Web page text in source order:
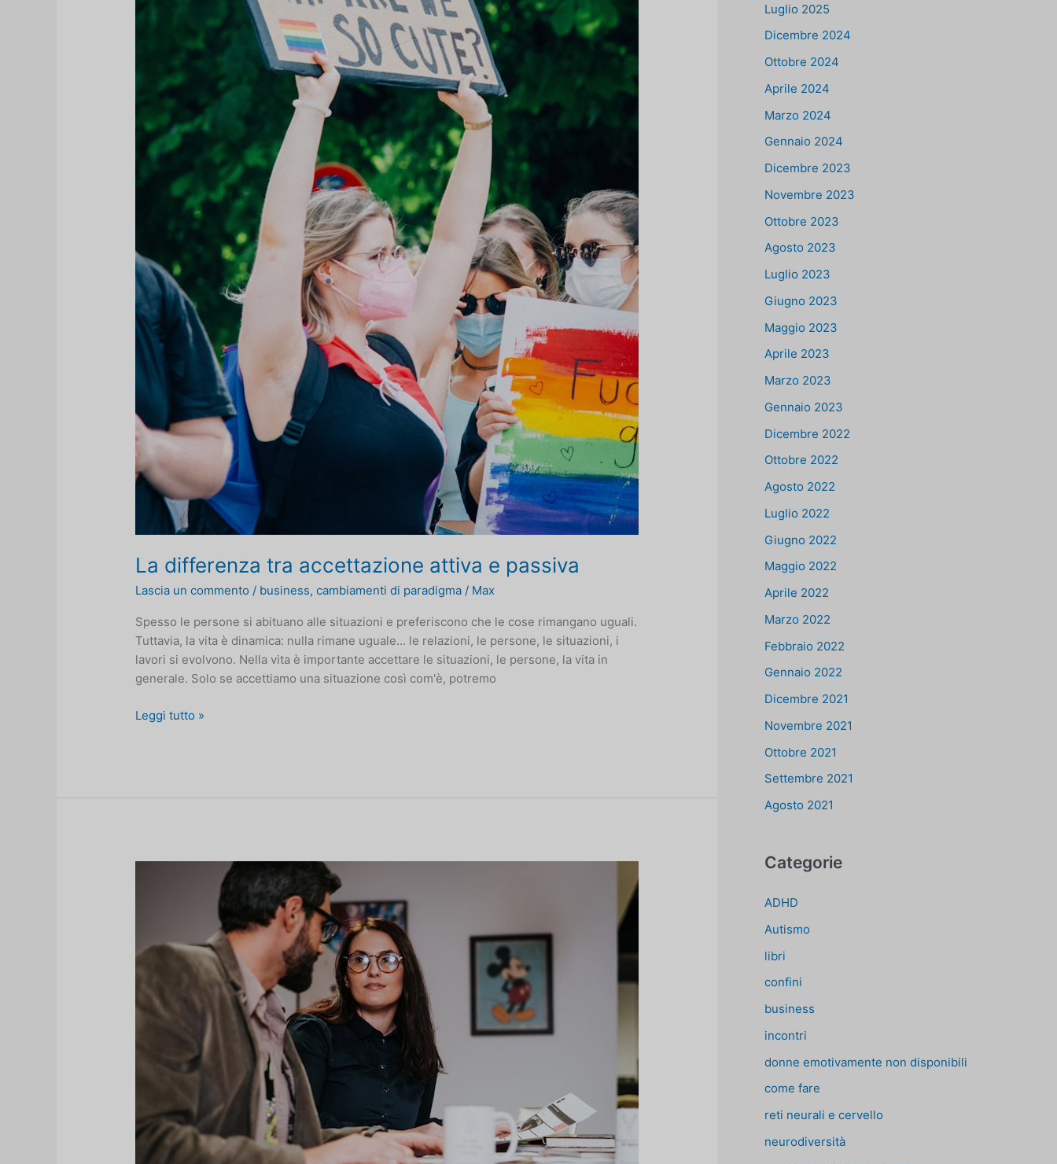
La differenza tra accettazione attiva e passiva
Lascia un commento / business,cambiamenti di paradigma / Max
Spesso le persone si abituano alle situazioni e preferiscono che le cose rimangano uguali.
Tuttavia, la vita è dinamica: nulla rimane uguale... le relazioni, le persone, le situazioni, i
lavori si evolvono. Nella vita è importante accettare le situazioni, le persone, la vita in
generale. Solo se accettiamo una situazione così com'è, potremo
La
Leggi tutto »
Luglio 2025
Dicembre 2024
Ottobre 2024
Aprile 2024
Marzo 2024
Gennaio 2024
Dicembre 2023
Novembre 2023
Ottobre 2023
Agosto 2023
Luglio 2023
Giugno 2023
Maggio 2023
Aprile 2023
Marzo 2023
Gennaio 2023
Dicembre 2022
Ottobre 2022
Agosto 2022
Luglio 2022
Giugno 2022
Maggio 2022
Aprile 2022
Marzo 2022
Febbraio 2022
Gennaio 2022
Dicembre 2021
Novembre 2021
Ottobre 2021
Settembre 2021
Agosto 2021
Categorie
ADHD
Autismo
libri
confini
business
incontri
donne emotivamente non disponibili
come fare
reti neurali e cervello
neurodiversità